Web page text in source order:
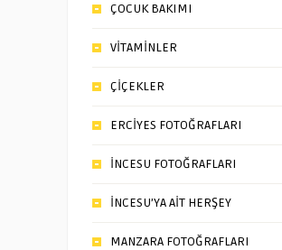
ÇOCUK BAKIMI
VİTAMİNLER
ÇİÇEKLER
ERCİYES FOTOĞRAFLARI
İNCESU FOTOĞRAFLARI
İNCESU’YA AİT HERŞEY
MANZARA FOTOĞRAFLARI